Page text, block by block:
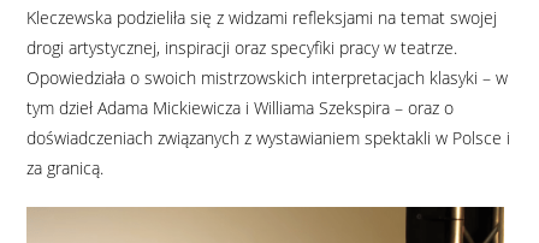
Kleczewska podzieliła się z widzami refleksjami na temat swojej
drogi artystycznej, inspiracji oraz specyfiki pracy w teatrze.
Opowiedziała o swoich mistrzowskich interpretacjach klasyki – w
tym dzieł Adama Mickiewicza i Williama Szekspira – oraz o
doświadczeniach związanych z wystawianiem spektakli w Polsce i
za granicą.